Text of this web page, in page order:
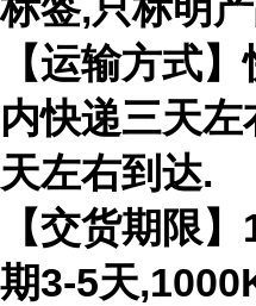
【运输方式
内快递三天
天左右到达.
【交货期限
期3-5天